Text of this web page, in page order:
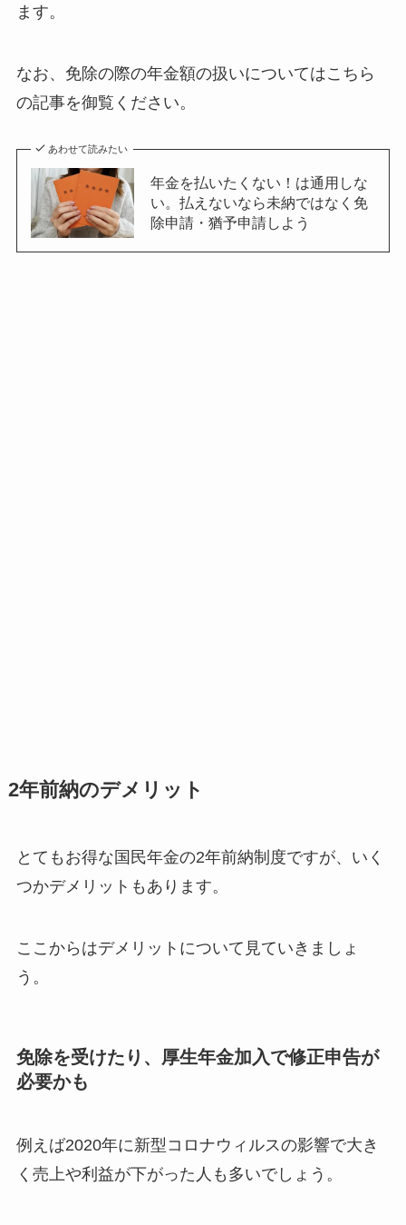
ます。
なお、免除の際の年金額の扱いについてはこちら
の記事を御覧ください。
あわせて読みたい
年金を払いたくない！は通用しな
い。払えないなら未納ではなく免
除申請・猶予申請しよう
2年前納のデメリット
とてもお得な国民年金の2年前納制度ですが、いく
つかデメリットもあります。
ここからはデメリットについて見ていきましょ
う。
免除を受けたり、厚生年金加入で修正申告が
必要かも
例えば2020年に新型コロナウィルスの影響で大き
く売上や利益が下がった人も多いでしょう。